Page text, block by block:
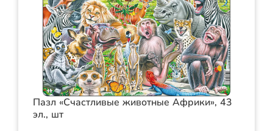
Пазл «Счастливые животные Африки», 43
эл., шт